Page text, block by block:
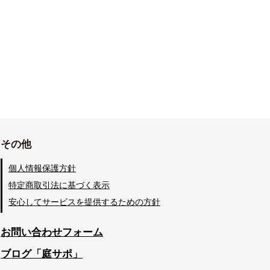
その他
個人情報保護方針
特定商取引法に基づく表示
安心してサービスを提供するための方針
お問い合わせフォーム
ブログ「庭サポ」